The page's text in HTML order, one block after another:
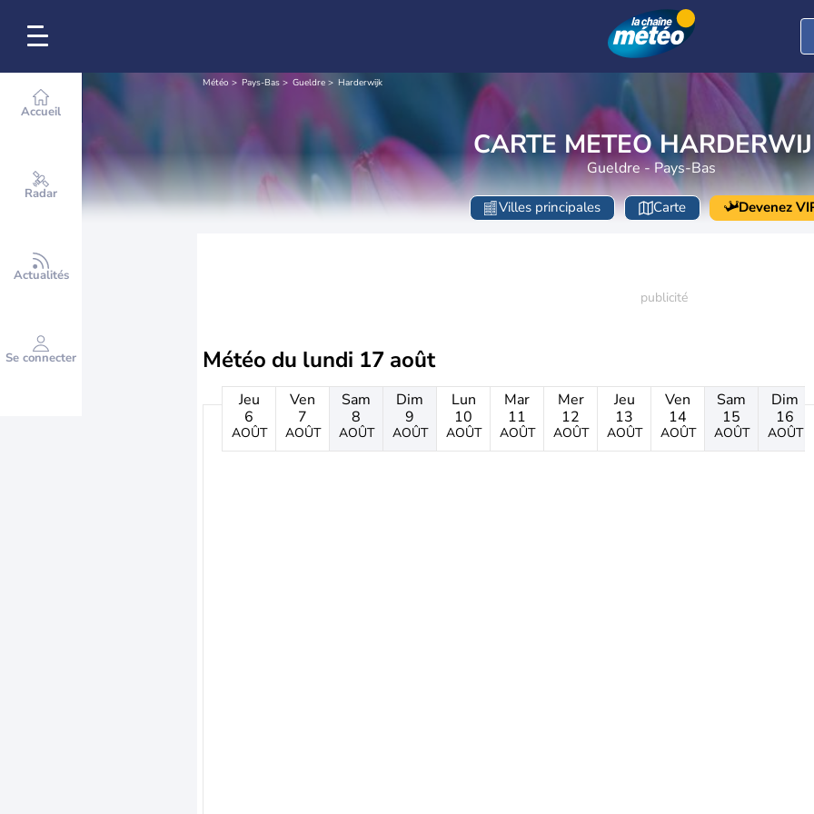
Accueil
Radar
Actualités
Se connecter
Météo Pays-Bas Gueldre Harderwijk
CARTE METEO
Gueldre - Pays-Bas
Villes principales Carte Devenez
Météo du lundi 17 août
Jeu
6
AOÛT
Ven
7
AOÛT
Sam
8
AOÛT
Dim
9
AOÛT
Lun
10
AOÛT
Mar
11
AOÛT
Mer
12
AOÛT
Jeu
13
AOÛT
Ven
14
AOÛT
Sam
15
AOÛT
Dim
16
AOÛT